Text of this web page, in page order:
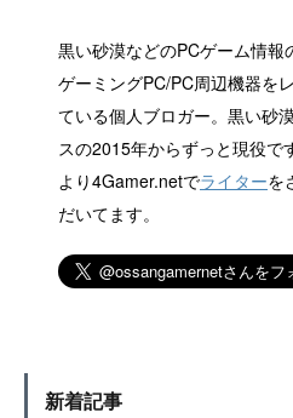
黒い砂漠などのPCゲーム情報
ゲーミングPC/PC周辺機器を
ている個人ブロガー。黒い砂
スの2015年からずっと現役で
より4Gamer.netでライターを
だいてます。
新着記事